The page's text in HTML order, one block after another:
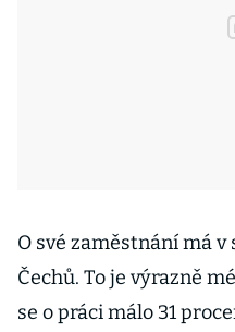
O své zaměstnání má v
Čechů. To je výrazně
se o práci málo 31